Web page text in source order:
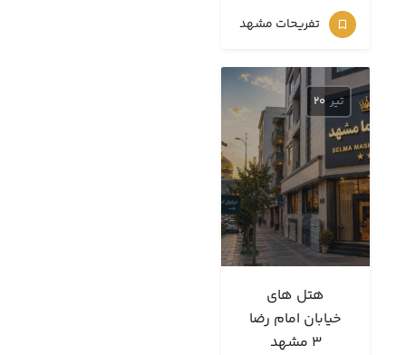
تفریحات مشهد
تیر 20
هتل های
خیابان امام رضا
3 مشهد